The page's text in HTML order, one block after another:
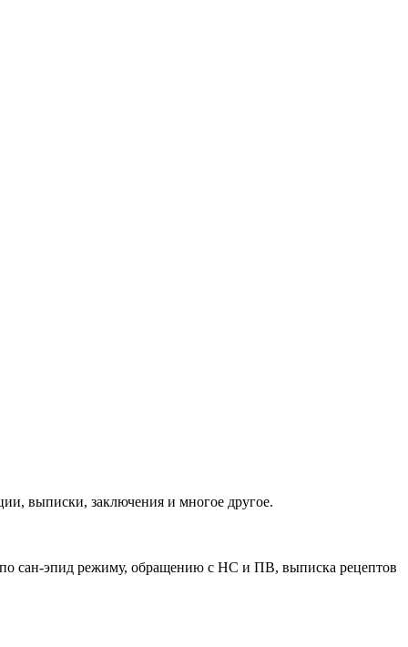
выписки, заключения и многое другое.
сан-эпид режиму, обращению с НС и ПВ, выписка рецептов